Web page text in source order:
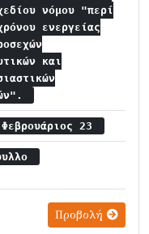
νόμου "περί
ενεργείας
και
23
Προβολή